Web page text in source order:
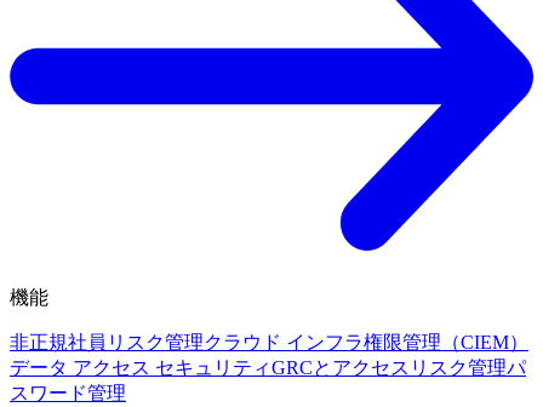
機能
非正規社員リスク管理クラウド インフラ権限管理（CIEM）
データ アクセス セキュリティGRCとアクセスリスク管理パ
スワード管理